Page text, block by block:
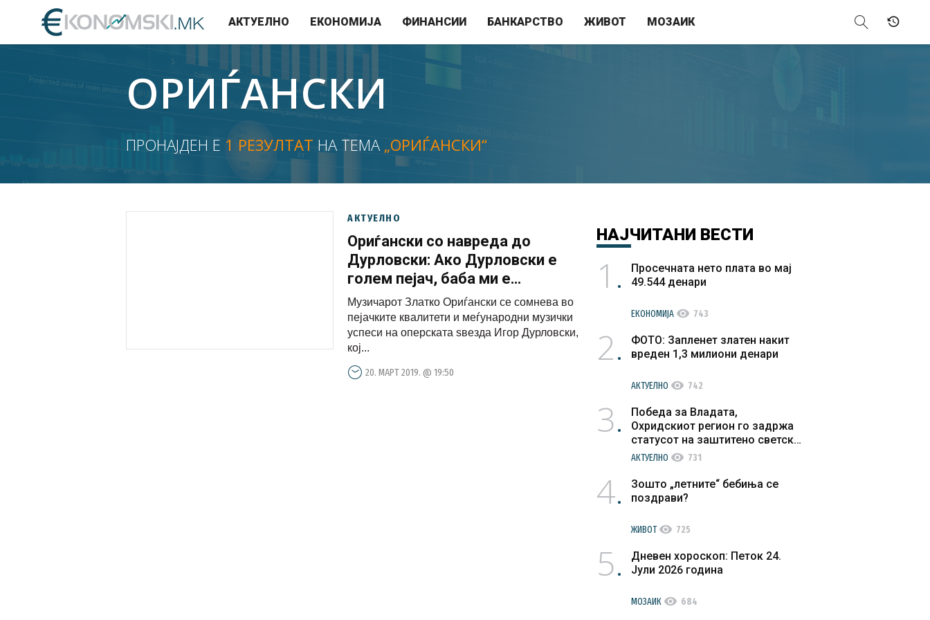
АКТУЕЛНО ЕКОНОМИЈА ФИНАНСИИ БАНКАРСТВО ЖИВОТ МОЗАИК
ОРИЃАНСКИ
ПРОНАЈДЕН Е 1 РЕЗУЛТАТ НА ТЕМА „ОРИЃАНСКИ“
АКТУЕЛНО
Ориѓански со навреда до
Дурловски: Ако Дурловски е
голем пејач, баба ми е
фантастична пич*а
Музичарот Златко Ориѓански се сомнева во
пејачките квалитети и меѓународни музички
успеси на оперската ѕвезда Игор Дурловски,
кој...
20. МАРТ 2019. @ 19:50
НАЈЧИТАНИ ВЕСТИ
1
Просечната нето плата во мај
49.544 денари
ЕКОНОМИЈА visibility 743
2
ФОТО: Запленет златен накит
вреден 1,3 милиони денари
АКТУЕЛНО visibility 742
3
Победа за Владата,
Охридскиот регион го задржа
статусот на заштитено светско
културно наследство
АКТУЕЛНО visibility 731
4
Зошто „летните“ бебиња се
поздрави?
ЖИВОТvisibility 725
5
Дневен хороскоп: Петок 24.
Јули 2026 година
МОЗАИК visibility 684